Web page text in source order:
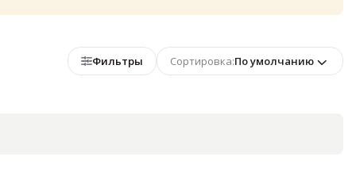
Фильтры Сортировка:По умолчанию